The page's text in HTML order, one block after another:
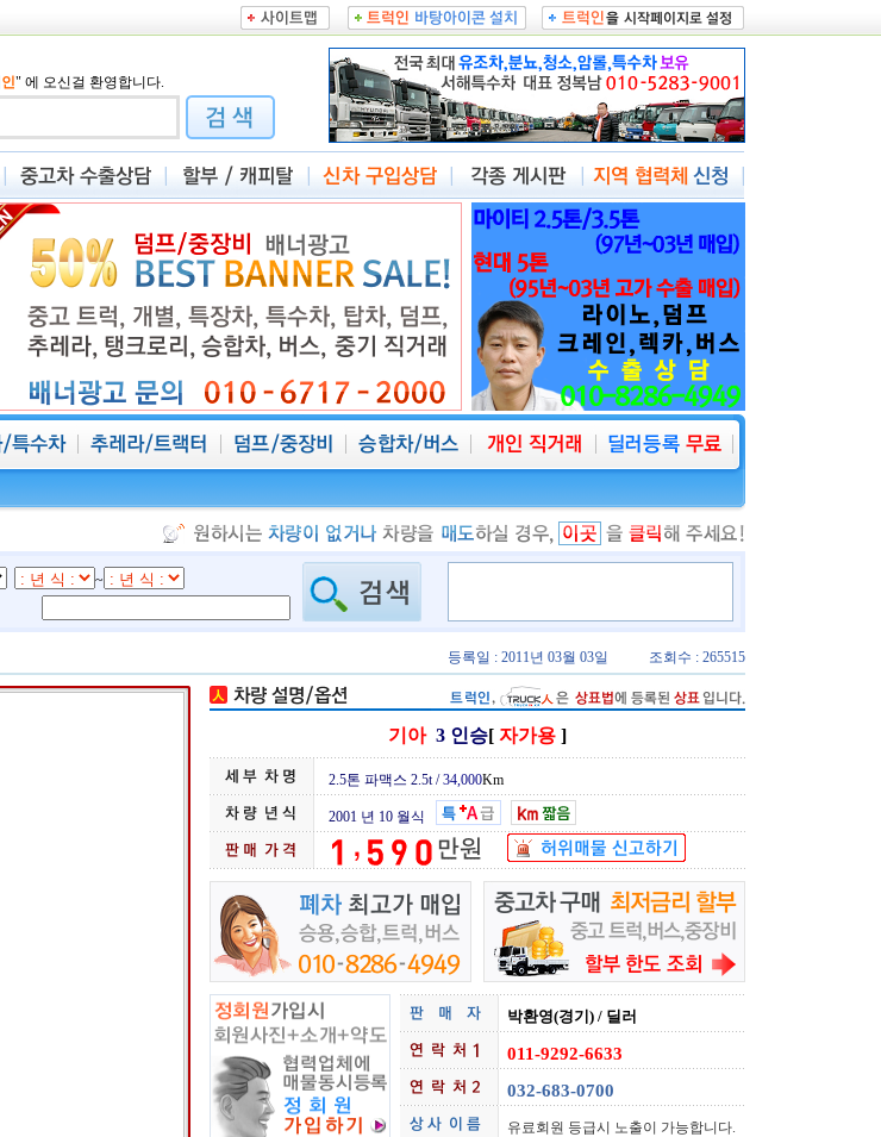
인" 에 오신걸 환영합니다.
~
등록일 : 2011년 03월 03일 조회수 : 265515
기아 3 인승[ 자가용 ]
2.5톤 파맥스 2.5t /34,000Km
2001 년 10 월식
박환영(경기) / 딜러
011-9292-6633
032-683-0700
유료회원 등급시 노출이 가능합니다.